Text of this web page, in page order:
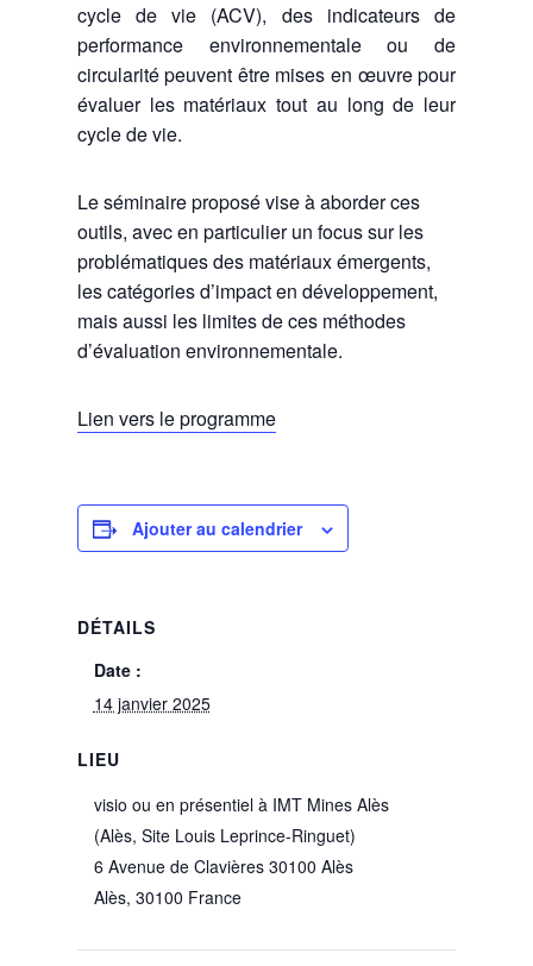
cycle de vie (ACV), des indicateurs de
performance environnementale ou de
circularité peuvent être mises en œuvre pour
évaluer les matériaux tout au long de leur
cycle de vie.
Le séminaire proposé vise à aborder ces
outils, avec en particulier un focus sur les
problématiques des matériaux émergents,
les catégories d’impact en développement,
mais aussi les limites de ces méthodes
d’évaluation environnementale.
Lien vers le programme
Ajouter au calendrier
DÉTAILS
Date :
14 janvier 2025
LIEU
visio ou en présentiel à IMT Mines Alès
(Alès, Site Louis Leprince-Ringuet)
6 Avenue de Clavières 30100 Alès
Alès, 30100 France